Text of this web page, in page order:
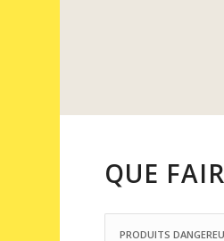
QUE
PRODUITS